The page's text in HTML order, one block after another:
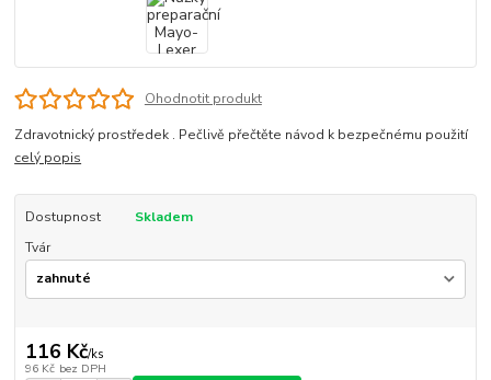
Ohodnotit produkt
Zdravotnický prostředek . Pečlivě přečtěte návod k bezpečnému použití
celý popis
Dostupnost
Skladem
Tvár
116 Kč/ks
96 Kč bez DPH